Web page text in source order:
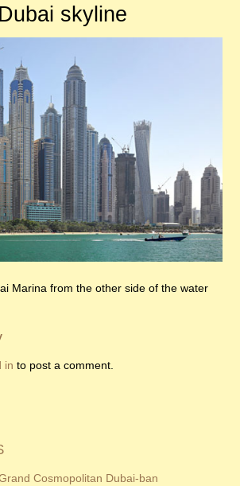
Dubai skyline
Marina from the other side of the water
in to post a comment.
Cosmopolitan Dubai-ban